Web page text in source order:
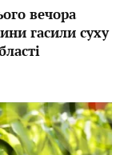
вечора
гасили суху